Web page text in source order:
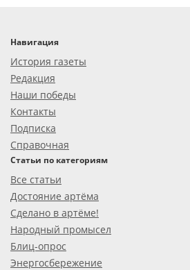
Навигация
История газеты
Редакция
Наши победы
Контакты
Подписка
Справочная
Статьи по категориям
Все статьи
Достояние артёма
Сделано в артёме!
Народный промысел
Блиц-опрос
Энергосбережение